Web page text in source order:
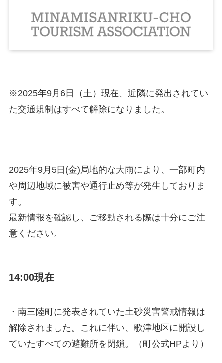
※2025年9月6日（土）現在、近隣に発出されてい
た交通規制はすべて解除になりました。
2025年9月5日(金)局地的な大雨により、一部町内
や周辺地域に被害や通行止め等が発生しておりま
す。
最新情報を確認し、ご移動される際は十分にご注
意ください。
14:00現在
・南三陸町に発表されていた土砂災害警戒情報は
解除されました。これに伴い、歌津地区に開設し
ていたすべての避難所を閉鎖。（町公式HPより）